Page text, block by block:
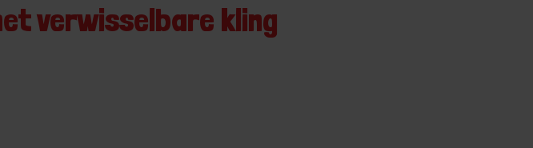
verwisselbare kling